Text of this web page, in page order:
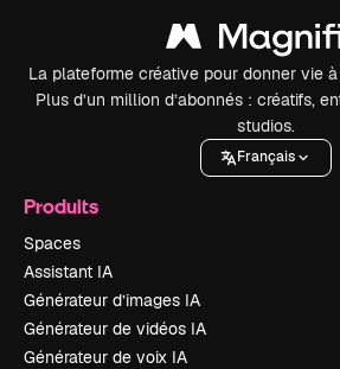
La plateforme créative pour donner vie
Plus d’un million d’abonnés : créatifs,
studios.
Français
Produits
Spaces
Assistant IA
Générateur d’images IA
Générateur de vidéos IA
Générateur de voix IA